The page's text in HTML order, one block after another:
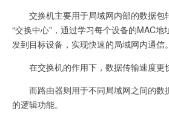
交换机主要用于局域网内部的数据包
“交换中心”，通过学习每个设备的MAC
发到目标设备，实现快速的局域网内通信。
在交换机的作用下，数据传输速度更
而路由器则用于不同局域网之间的数
的逻辑功能。